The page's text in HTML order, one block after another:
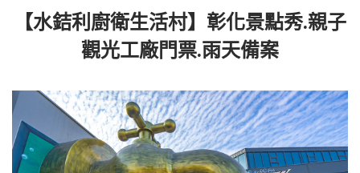
【水銡利廚衛生活村】彰化景點秀.親子
觀光工廠門票.雨天備案